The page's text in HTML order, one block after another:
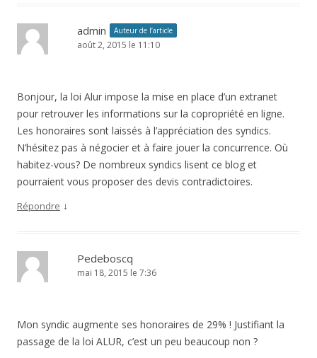
admin Auteur de l’article
août 2, 2015 le 11:10
Bonjour, la loi Alur impose la mise en place d’un extranet
pour retrouver les informations sur la copropriété en ligne.
Les honoraires sont laissés à l’appréciation des syndics.
N’hésitez pas à négocier et à faire jouer la concurrence. Où
habitez-vous? De nombreux syndics lisent ce blog et
pourraient vous proposer des devis contradictoires.
Répondre ↓
Pedeboscq
mai 18, 2015 le 7:36
Mon syndic augmente ses honoraires de 29% ! Justifiant la
passage de la loi ALUR, c’est un peu beaucoup non ?